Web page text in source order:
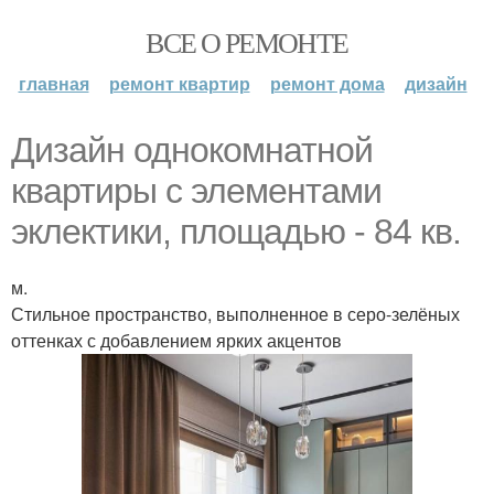
ВСЕ О РЕМОНТЕ
главная ремонт квартир ремонт дома дизайн
Дизайн однокомнатной
квартиры с элементами
эклектики, площадью - 84 кв.
м.
Стильное пространство, выполненное в серо-зелёных
оттенках с добавлением ярких акцентов